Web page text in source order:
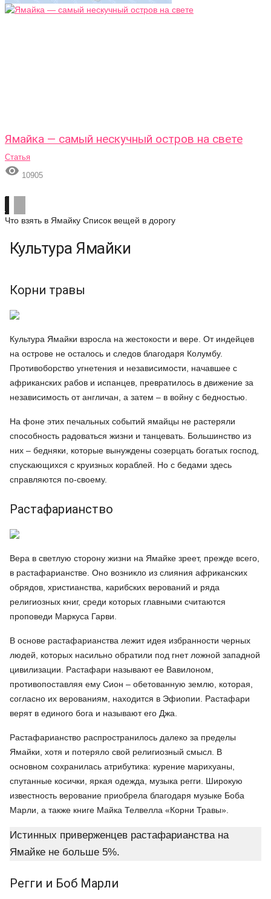
Ямайка — самый нескучный остров на свете
Статья
 10905
Что взять в Ямайку Список вещей в дорогу
Культура Ямайки
Корни травы
Культура Ямайки взросла на жестокости и вере. От индейцев
на острове не осталось и следов благодаря Колумбу.
Противоборство угнетения и независимости, начавшее с
африканских рабов и испанцев, превратилось в движение за
независимость от англичан, а затем – в войну с бедностью.
На фоне этих печальных событий ямайцы не растеряли
способность радоваться жизни и танцевать. Большинство из
них – бедняки, которые вынуждены созерцать богатых господ,
спускающихся с круизных кораблей. Но с бедами здесь
справляются по-своему.
Растафарианство
Вера в светлую сторону жизни на Ямайке зреет, прежде всего,
в растафарианстве. Оно возникло из слияния африканских
обрядов, христианства, карибских верований и ряда
религиозных книг, среди которых главными считаются
проповеди Маркуса Гарви.
В основе растафарианства лежит идея избранности черных
людей, которых насильно обратили под гнет ложной западной
цивилизации. Растафари называют ее Вавилоном,
противопоставляя ему Сион – обетованную землю, которая,
согласно их верованиям, находится в Эфиопии. Растафари
верят в единого бога и называют его Джа.
Растафарианство распространилось далеко за пределы
Ямайки, хотя и потеряло свой религиозный смысл. В
основном сохранилась атрибутика: курение марихуаны,
спутанные косички, яркая одежда, музыка регги. Широкую
известность верование приобрела благодаря музыке Боба
Марли, а также книге Майка Телвелла «Корни Травы».
Истинных приверженцев растафарианства на
Ямайке не больше 5%.
Регги и Боб Марли